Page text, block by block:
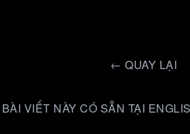
← QUAY LẠI
BÀI VIẾT NÀY CÓ SẴN TẠI